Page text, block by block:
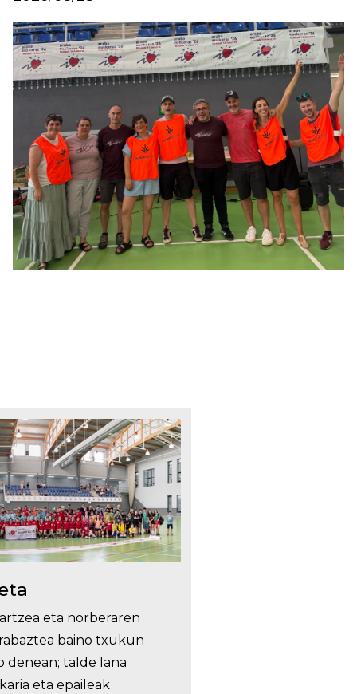
Irudia
eta norberaren
baino txukun
denean; talde lana
eta epaileak